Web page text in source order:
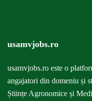
usamvjobs.ro
usamvjobs.ro este o
angajatori din domeniu și
Științe Agronomice și